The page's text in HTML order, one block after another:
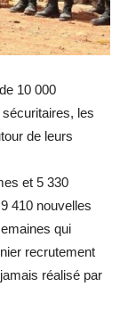
10 000
les
de leurs
et 5 330
410 nouvelles
qui
recrutement
réalisé par